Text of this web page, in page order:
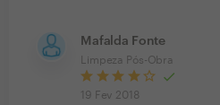
Mafalda Fonte
Limpeza Pós-Obra
19 Fev 2018